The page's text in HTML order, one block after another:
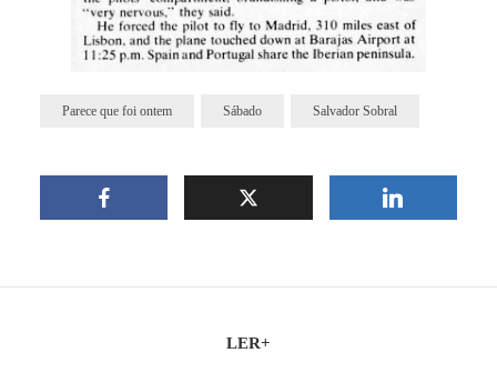
Parece que foi ontem Sábado Salvador Sobral
LER+